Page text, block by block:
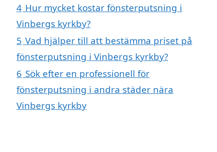
4 Hur mycket kostar fönsterputsning i
Vinbergs kyrkby?
5 Vad hjälper till att bestämma priset på
fönsterputsning i Vinbergs kyrkby?
6 Sök efter en professionell för
fönsterputsning i andra städer nära
Vinbergs kyrkby